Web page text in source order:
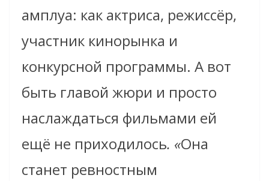
амплуа: как актриса, режиссёр,
участник кинорынка и
конкурсной программы. А вот
быть главой жюри и просто
наслаждаться фильмами ей
ещё не приходилось. «Она
станет ревностным